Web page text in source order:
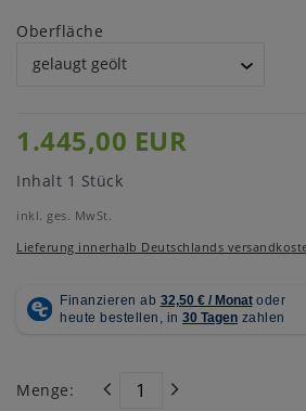
Oberfläche
1.445,00 EUR
Inhalt 1 Stück
inkl. ges. MwSt.
Lieferung innerhalb Deutschlands
Menge: